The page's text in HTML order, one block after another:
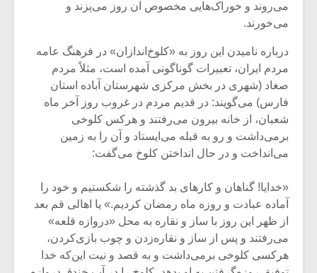
می‌روند و خوراک‌هایی مخصوص آن روز می‌پزند و
می‌خورند.
درباره نامیدن این روز به «کلوخ‌اندازان» در فرهنگ عامه
مردم ایران، تعبیرات گوناگونی آمده است، مثلاً مردم
صغاد (شهری در بخش مرکزی شهرستان آباده استان
فارس) می‌گویند: در قدیم مردم در غروب روز آخر ماه
شعبان، از خانه بیرون می‌رفتند و هرکس کلوخی
برمی‌داشت و رو به قبله می‌ایستاد و آن را به زمین
می‌انداخت و در حال انداختن کلوخ می‌گفت:
«خدایا! گناهان و کارهای بد گذشته را شکستیم و خود را
آماده عبادت و روزه ماه رمضان کردیم.» یا اهالی قم بعد
از ظهر این روز با ساز و نقاره به محل «دروازه قلعه»
می‌رفتند و پس از ساز و نقاره‌زدن و چوب بازی‌کردن،
هرکسی کلوخی برمی‌داشت و به قصد و نیت این‌که خدا